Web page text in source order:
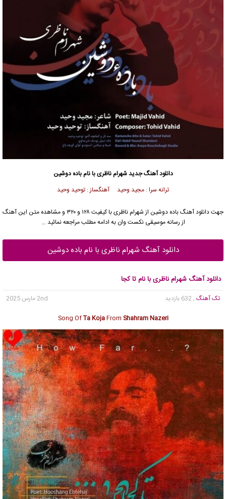
دانلود آهنگ جدیدشهرام ناظری با نام باده دوشین
ترانه سرا : مجید وحید آهنگساز : توحید وحید
جهت دانلود آهنگ باده دوشین از شهرام ناظری با کیفیت ۱۲۸ و ۳۲۰ و مشاهده متن این آهنگ
از رسانه موسیقی نکست وان به ادامه مطلب مراجعه نمائید …
دانلود آهنگ شهرام ناظری با نام باده دوشین
دانلود آهنگ شهرام ناظری با نام تا کجا
تک آهنگ , 632 بازدید
2nd مارس 2025
Song OfTa KojaFrom Shahram Nazeri